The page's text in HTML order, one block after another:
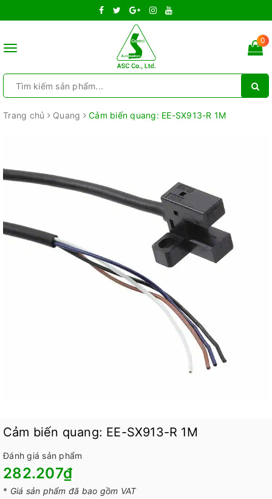
Toggle
0
Trang chủ Quang Cảm biến quang: EE-SX913-R 1M
Cảm biến quang: EE-SX913-R 1M
Đánh giá sản phẩm
282.207₫
* Giá sản phẩm đã bao gồm VAT